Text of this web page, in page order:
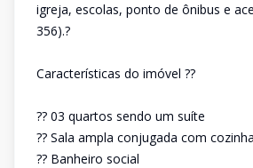
igreja, escolas, ponto de ônibus e
356).?
Características do imóvel ??
?? 03 quartos sendo um suíte
?? Sala ampla conjugada com cozinha
?? Banheiro social